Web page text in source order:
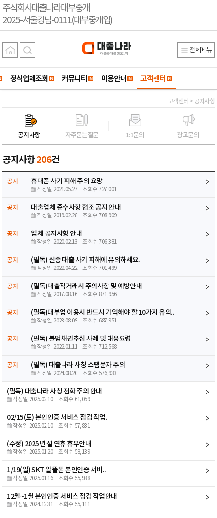
주식회사대출나라대부중개
2025-서울강남-0111(대부중개업)
전체메뉴
정식업체조회 커뮤니티 이용안내 고객센터
고객센터 > 공지사항
공지사항 자주묻는질문 1:1문의 광고문의
공지사항206건
공지 휴대폰 사기 피해 주의 요망
작성일 2021.05.27 조회수 727,001
공지 대출업체 준수사항 협조 공지 안내
작성일 2019.02.28 조회수 708,909
공지 업체 공지사항 안내
작성일 2020.02.13 조회수 706,381
공지 (필독) 신종 대출 사기 피해에 유의하세요.
작성일 2022.04.22 조회수 701,499
공지 (필독)대출직거래시 주의사항 및 예방안내
작성일 2017.08.16 조회수 871,956
공지 (필독)대부업 이용시 반드시 기억해야 할 10가지 유의..
작성일 2023.08.09 조회수 687,951
공지 (필독) 불법채권추심 사례 및 대응요령
작성일 2022.01.11 조회수 712,568
공지 (필독) 대출나라 사칭 스팸문자 주의
작성일 2024.08.20 조회수 576,933
(필독) 대출나라 사칭 전화 주의 안내
작성일 2025.02.10 조회수 61,059
02/15(토) 본인인증 서비스 점검 작업..
작성일 2025.02.10 조회수 57,831
(수정) 2025년 설 연휴 휴무안내
작성일 2025.01.20 조회수 58,139
1/19(일) SKT 알뜰폰 본인인증 서비..
작성일 2025.01.16 조회수 55,938
12월~1월 본인인증 서비스 점검 작업안내
작성일 2024.12.31 조회수 55,111